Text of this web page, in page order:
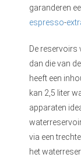
garanderen
espresso-
De reservoirs
dan die van de
heeft een
kan 2,5 liter
apparaten
via een
het